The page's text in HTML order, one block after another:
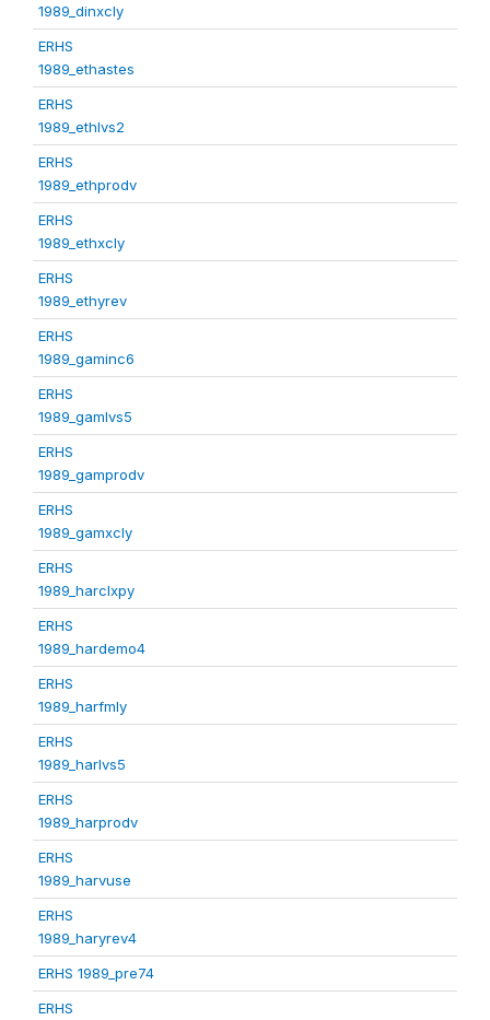
1989_dinxcly
ERHS
1989_ethastes
ERHS
1989_ethlvs2
ERHS
1989_ethprodv
ERHS
1989_ethxcly
ERHS
1989_ethyrev
ERHS
1989_gaminc6
ERHS
1989_gamlvs5
ERHS
1989_gamprodv
ERHS
1989_gamxcly
ERHS
1989_harclxpy
ERHS
1989_hardemo4
ERHS
1989_harfmly
ERHS
1989_harlvs5
ERHS
1989_harprodv
ERHS
1989_harvuse
ERHS
1989_haryrev4
ERHS 1989_pre74
ERHS